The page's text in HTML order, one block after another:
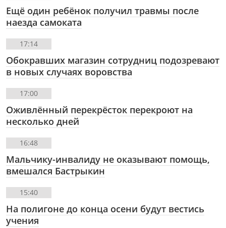
Ещё один ребёнок получил травмы после
наезда самоката
17:14
Обокравших магазин сотрудниц подозревают
в новых случаях воровства
17:00
Оживлённый перекрёсток перекроют на
несколько дней
16:48
Мальчику-инвалиду не оказывают помощь,
вмешался Бастрыкин
15:40
На полигоне до конца осени будут вестись
учения